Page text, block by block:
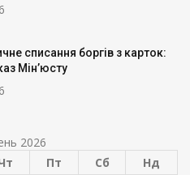
списання боргів з карток:
Мін’юсту
2026
Пт Сб Нд